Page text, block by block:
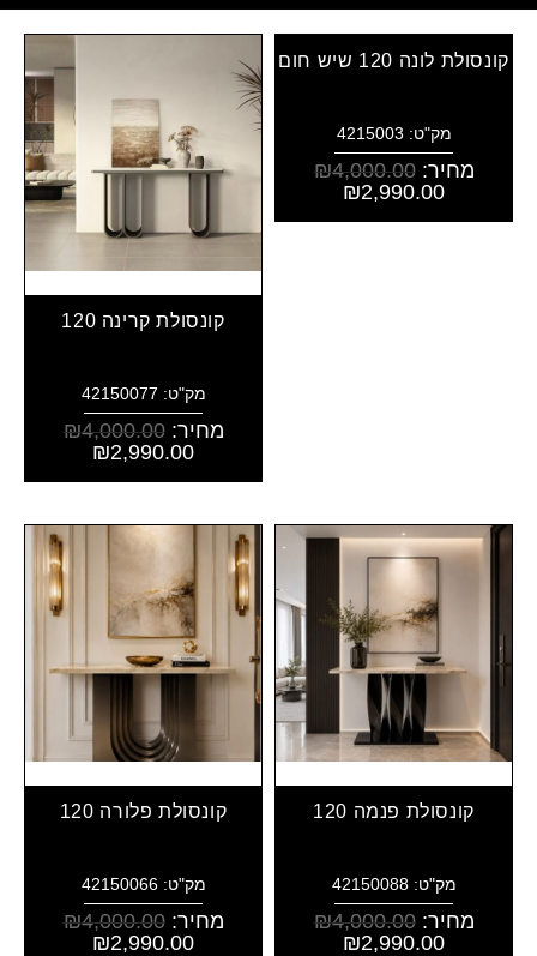
קונסולת לונה 120 שיש חום
מק"ט: 4215003
מחיר: ₪4,000.00
₪2,990.00
קונסולת קרינה 120
מק"ט: 42150077
מחיר: ₪4,000.00
₪2,990.00
קונסולת פנמה 120
מק"ט: 42150088
מחיר: ₪4,000.00
₪2,990.00
קונסולת פלורה 120
מק"ט: 42150066
מחיר: ₪4,000.00
₪2,990.00